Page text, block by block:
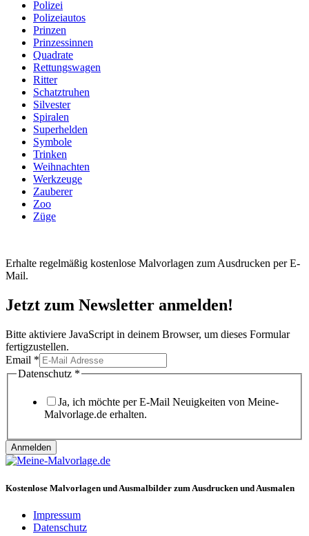
Polizei
Polizeiautos
Prinzen
Prinzessinnen
Quadrate
Rettungswagen
Ritter
Schatztruhen
Silvester
Spiralen
Superhelden
Symbole
Trinken
Weihnachten
Werkzeuge
Zauberer
Zoo
Züge
Erhalte regelmäßig kostenlose Malvorlagen zum Ausdrucken per E-
Mail.
Jetzt zum Newsletter anmelden!
Bitte aktiviere JavaScript in deinem Browser, um dieses Formular
fertigzustellen.
Email *
Datenschutz
Datenschutz *
Ja, ich möchte per E-Mail Neuigkeiten von Meine-
Malvorlage.de erhalten.
Anmelden
Kostenlose Malvorlagen und Ausmalbilder zum Ausdrucken und Ausmalen
Impressum
Datenschutz